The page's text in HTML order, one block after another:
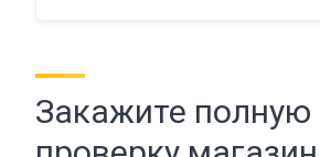
Закажите полную